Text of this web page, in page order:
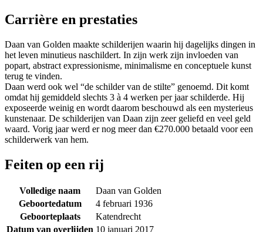
Carrière en prestaties
Daan van Golden maakte schilderijen waarin hij dagelijks dingen in
het leven minutieus naschildert. In zijn werk zijn invloeden van
popart, abstract expressionisme, minimalisme en conceptuele kunst
terug te vinden.
Daan werd ook wel “de schilder van de stilte” genoemd. Dit komt
omdat hij gemiddeld slechts 3 à 4 werken per jaar schilderde. Hij
exposeerde weinig en wordt daarom beschouwd als een mysterieus
kunstenaar. De schilderijen van Daan zijn zeer geliefd en veel geld
waard. Vorig jaar werd er nog meer dan €270.000 betaald voor een
schilderwerk van hem.
Feiten op een rij
Volledige naam
Daan van Golden
Geboortedatum
4 februari 1936
Geboorteplaats
Katendrecht
Datum van overlijden 10 januari 2017